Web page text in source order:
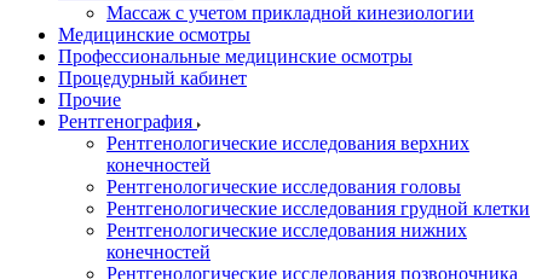
Массаж с учетом прикладной кинезиологии
Медицинские осмотры
Профессиональные медицинские осмотры
Процедурный кабинет
Прочие
Рентгенография
Рентгенологические исследования верхних
конечностей
Рентгенологические исследования головы
Рентгенологические исследования грудной клетки
Рентгенологические исследования нижних
конечностей
Рентгенологические исследования позвоночника